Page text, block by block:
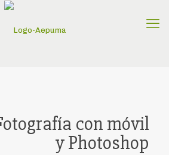
con móvil
y Photoshop